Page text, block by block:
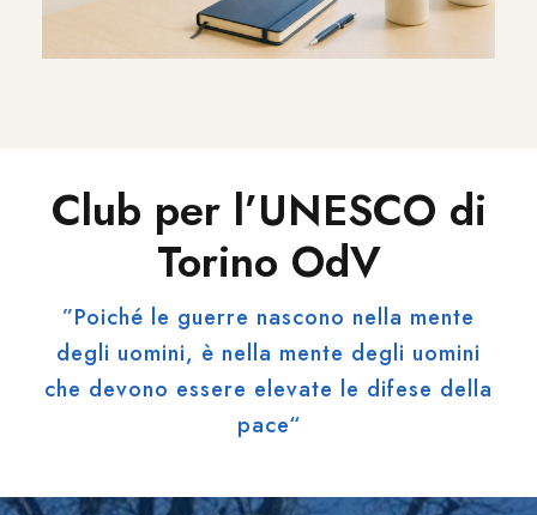
Club per l’UNESCO di
Torino OdV
”Poiché le guerre nascono nella mente
degli uomini, è nella mente degli uomini
che devono essere elevate le difese della
pace“